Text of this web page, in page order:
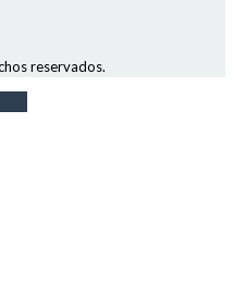
reservados.